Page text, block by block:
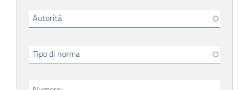
Autorità
Tipo di norma